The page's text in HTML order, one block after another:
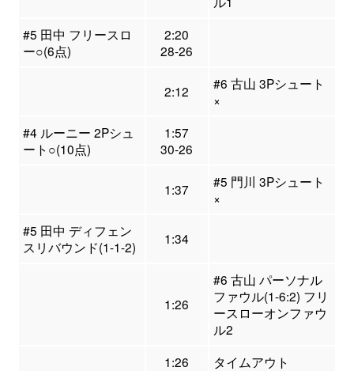
#5 田中 フリースロ
ー○(6点)
2:20
28-26
2:12
#6 古山 3Pシュート
×
#4 ルーニー 2Pシュ
ート○(10点)
1:57
30-26
1:37
#5 門川 3Pシュート
×
#5 田中 ディフェン
スリバウンド(1-1-2)
1:34
1:26
#6 古山 パーソナル
ファウル(1-6:2) フリ
ースローオンファウ
ル2
1:26
タイムアウト